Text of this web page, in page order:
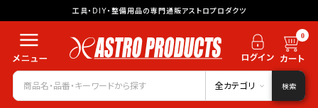
工具・DIY・整備用品の専門通販アストロプロダクツ
0
全カテゴリ 検索